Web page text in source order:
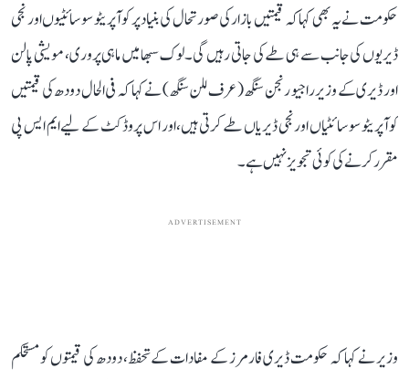
حکومت نے یہ بھی کہا کہ قیمتیں بازار کی صورتحال کی بنیاد پر کوآپریٹو سوسائٹیوں اور نجی
ڈیریوں کی جانب سے ہی طے کی جاتی رہیں گی۔ لوک سبھا میں ماہی پروری، مویشی پالن
اور ڈیری کے وزیر راجیو رنجن سنگھ (عرف للن سنگھ) نے کہا کہ فی الحال دودھ کی قیمتیں
کوآپریٹو سوسائٹیاں اور نجی ڈیریاں طے کرتی ہیں، اور اس پروڈکٹ کے لیے ایم ایس پی
مقرر کرنے کی کوئی تجویز نہیں ہے۔
ADVERTISEMENT
وزیر نے کہا کہ حکومت ڈیری فارمرز کے مفادات کے تحفظ، دودھ کی قیمتوں کو مستحکم